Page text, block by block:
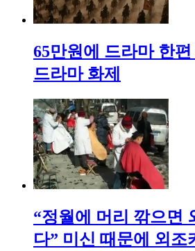
65만원에 드라마 한
드라마 화제
“정월에 머리 깎으면
다” 미신 때문에 외조